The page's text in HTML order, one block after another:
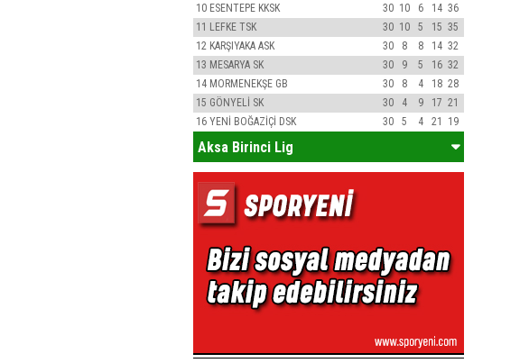
10 ESENTEPE KKSK 30 10 6 14 36
11 LEFKE TSK 30 10 5 15 35
12 KARŞIYAKA ASK 30 8 8 14 32
13 MESARYA SK 30 9 5 16 32
14 MORMENEKŞE GB 30 8 4 18 28
15 GÖNYELİ SK 30 4 9 17 21
16 YENİ BOĞAZİÇİ DSK 30 5 4 21 19
Aksa Birinci Lig